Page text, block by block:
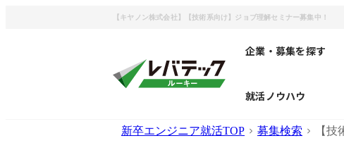
【キヤノン株式会社】【技術系向け】ジョブ理解セミナー募集中！
企業・募集を探す
就活ノウハウ
新卒エンジニア就活TOP 募集検索 【